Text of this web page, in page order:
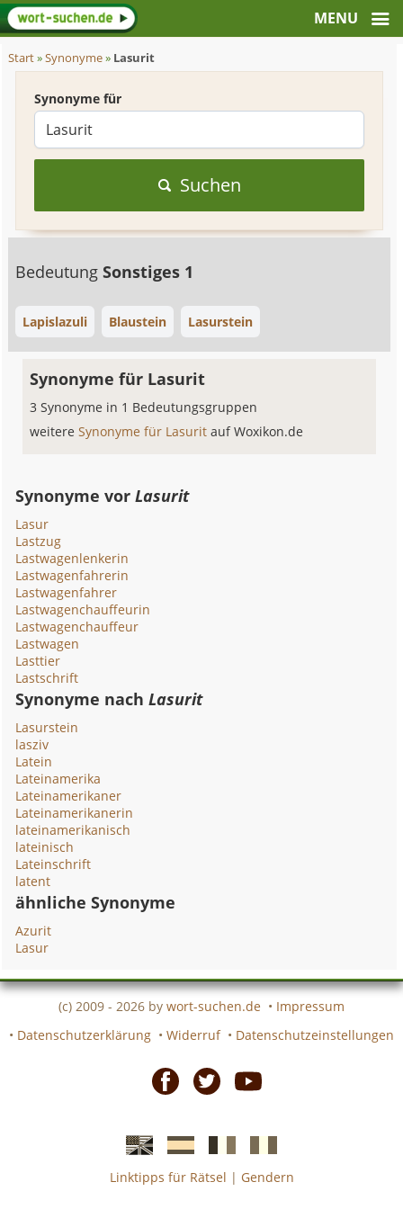
Start»Synonyme» Lasurit
Synonyme für
Suchen
BedeutungSonstiges 1
Lapislazuli Blaustein Lasurstein
Synonyme für Lasurit
3 Synonyme in 1 Bedeutungsgruppen
weitereSynonyme für Lasuritauf Woxikon.de
Synonyme vorLasurit
Lasur
Lastzug
Lastwagenlenkerin
Lastwagenfahrerin
Lastwagenfahrer
Lastwagenchauffeurin
Lastwagenchauffeur
Lastwagen
Lasttier
Lastschrift
Synonyme nachLasurit
Lasurstein
lasziv
Latein
Lateinamerika
Lateinamerikaner
Lateinamerikanerin
lateinamerikanisch
lateinisch
Lateinschrift
latent
ähnliche Synonyme
Azurit
Lasur
(c) 2009 - 2026 by wort-suchen.de • Impressum
• Datenschutzerklärung • Widerruf • Datenschutzeinstellungen
EnglischeSpanischefranzösicheitalienische
Linktipps für Rätsel | Gendern